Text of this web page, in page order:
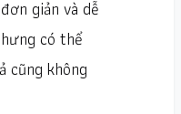
giản và dễ
có thể
cũng không